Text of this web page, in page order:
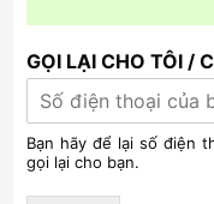
GỌI LẠI CHO TÔI /
Bạn hãy để lại số điện
gọi lại cho bạn.